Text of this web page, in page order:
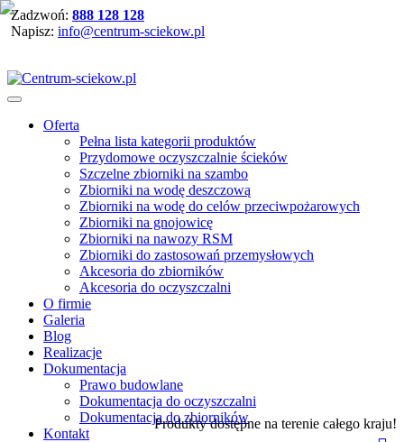
Zadzwoń: 888 128 128
Napisz: info@centrum-sciekow.pl
Oferta
Pełna lista kategorii produktów
Przydomowe oczyszczalnie ścieków
Szczelne zbiorniki na szambo
Zbiorniki na wodę deszczową
Zbiorniki na wodę do celów przeciwpożarowych
Zbiorniki na gnojowicę
Zbiorniki na nawozy RSM
Zbiorniki do zastosowań przemysłowych
Akcesoria do zbiorników
Akcesoria do oczyszczalni
O firmie
Galeria
Blog
Realizacje
Dokumentacja
Prawo budowlane
Dokumentacja do oczyszczalni
Dokumentacja do zbiorników
Kontakt
Produkty dostępne na terenie całego kraju!